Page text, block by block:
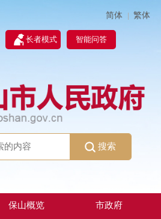
简体 | 繁体
长者模式 智能问答
搜索
保山概览 市政府